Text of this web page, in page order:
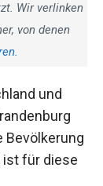
Wir verlinken
von denen
und
Bevölkerung
ist für diese